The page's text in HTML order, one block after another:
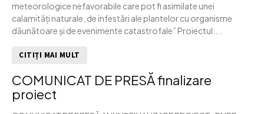
meteorologice nefavorabile care pot fi asimilate unei
calamități naturale, de infestări ale plantelor cu organisme
dăunătoare și de evenimente catastrofale” Proiectul:...
CITIȚI MAI MULT
COMUNICAT DE PRESĂ finalizare
proiect